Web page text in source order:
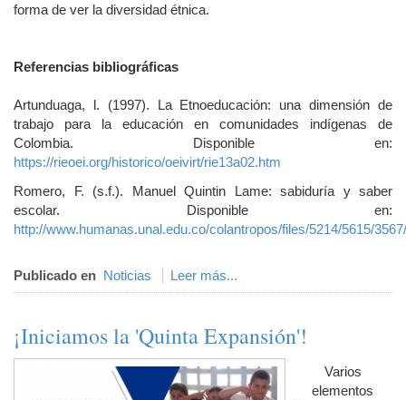
forma de ver la diversidad étnica.
Referencias bibliográficas
Artunduaga, l. (1997). La Etnoeducación: una dimensión de
trabajo para la educación en comunidades indígenas de
Colombia. Disponible en:
https://rieoei.org/historico/oeivirt/rie13a02.htm
Romero, F. (s.f.). Manuel Quintin Lame: sabiduría y saber
escolar. Disponible en:
http://www.humanas.unal.edu.co/colantropos/files/5214/5615/
Publicado en Noticias Leer más...
¡Iniciamos la 'Quinta Expansión'!
Varios
elementos